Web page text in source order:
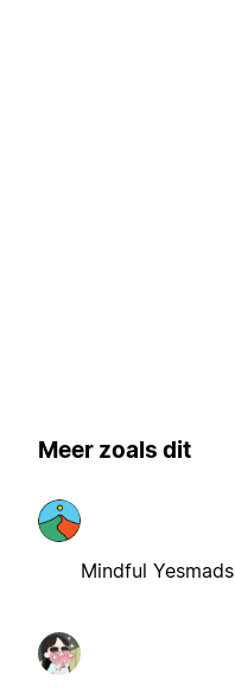
Meer zoals dit
Mindful Yesmads